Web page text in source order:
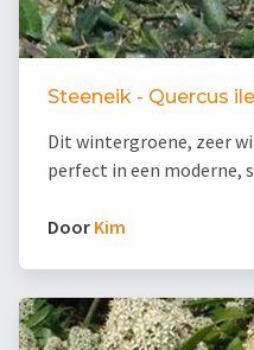
Steeneik - Quercus
Dit wintergroene, zeer
perfect in een moderne,
Door Kim